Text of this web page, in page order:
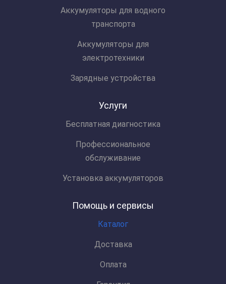
Аккумуляторы для водного
транспорта
Аккумуляторы для
электротехники
Зарядные устройства
Услуги
Бесплатная диагностика
Профессиональное
обслуживание
Установка аккумуляторов
Помощь и сервисы
Каталог
Доставка
Оплата